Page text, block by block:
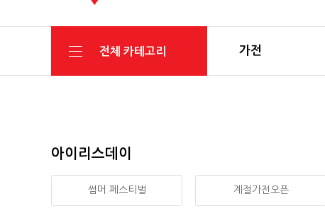
전체 카테고리 가전
아이리스데이
썸머 페스티벌 계절가전오픈